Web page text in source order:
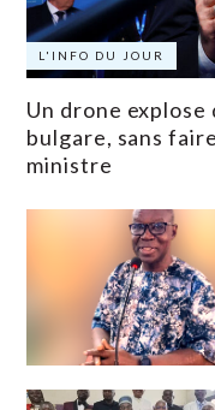
L'INFO DU JOUR
Un drone explose
bulgare, sans
ministre